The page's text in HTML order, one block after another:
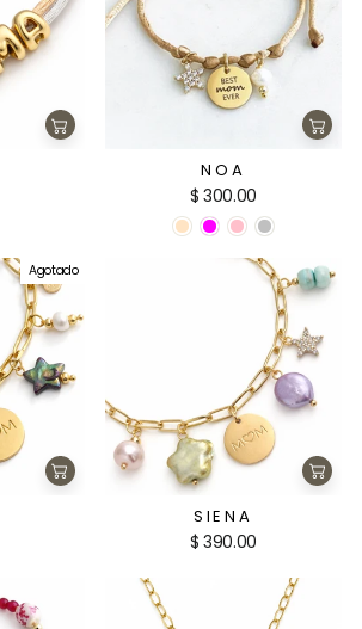
Agregar
al
NOA
$ 300.00
Agotado
Agregar
al al
SIENA
$ 390.00